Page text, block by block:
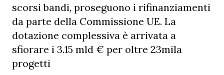
scorsi bandi, proseguono i rifinanziamenti
da parte della Commissione UE. La
dotazione complessiva è arrivata a
sfiorare i 3.15 mld € per oltre 23mila
progetti